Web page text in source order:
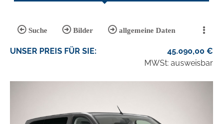
Suche Bilder allgemeine Daten
UNSER PREIS FÜR SIE: 45.090,00 €
MWSt: ausweisbar